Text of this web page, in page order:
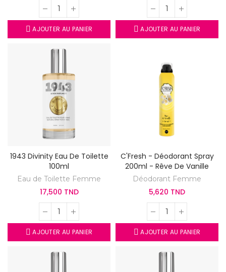
AJOUTER AU PANIER AJOUTER AU PANIER
1943 Divinity Eau De Toilette
100ml
Eau de Toilette Femme
17,500 TND
AJOUTER AU PANIER
C'Fresh - Déodorant Spray
200ml - Rêve De Vanille
Déodorant Femme
5,620 TND
AJOUTER AU PANIER